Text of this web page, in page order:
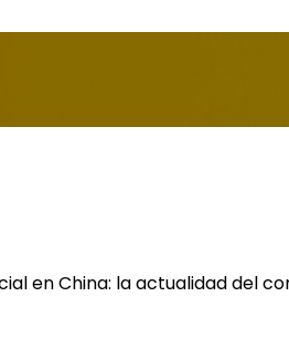
en China: la actualidad del